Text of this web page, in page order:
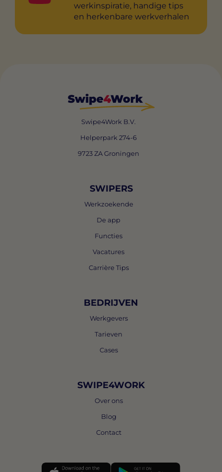
werkinspiratie, handige tips
en herkenbare werkverhalen
Swipe4Work B.V.
Helperpark 274-6
9723 ZA Groningen
SWIPERS
Werkzoekende
De app
Functies
Vacatures
Carrière Tips
BEDRIJVEN
Werkgevers
Tarieven
Cases
SWIPE4WORK
Over ons
Blog
Contact